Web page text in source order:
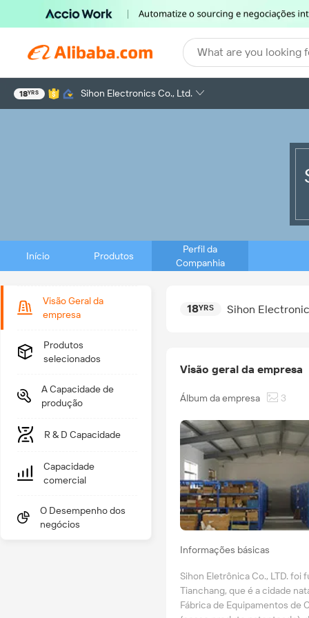
What are you looking
18YRS Sihon Electronics Co., Ltd.
Início Produtos
Perfil da
Companhia
Visão Geral da
empresa
Produtos
selecionados
A Capacidade de
produção
R & D Capacidade
Capacidade
comercial
O Desempenho dos
negócios
18YRS Sihon
Visão geral da empresa
Álbum da empresa 3
Informações básicas
Sihon Eletrônica Co., LTD. foi
Tianchang, que é a cidade
Fábrica de Equipamentos de